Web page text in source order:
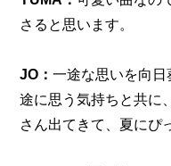
さると思います。
JO：一途な思いを向
途に思う気持ちと共に
さん出てきて、夏にぴ